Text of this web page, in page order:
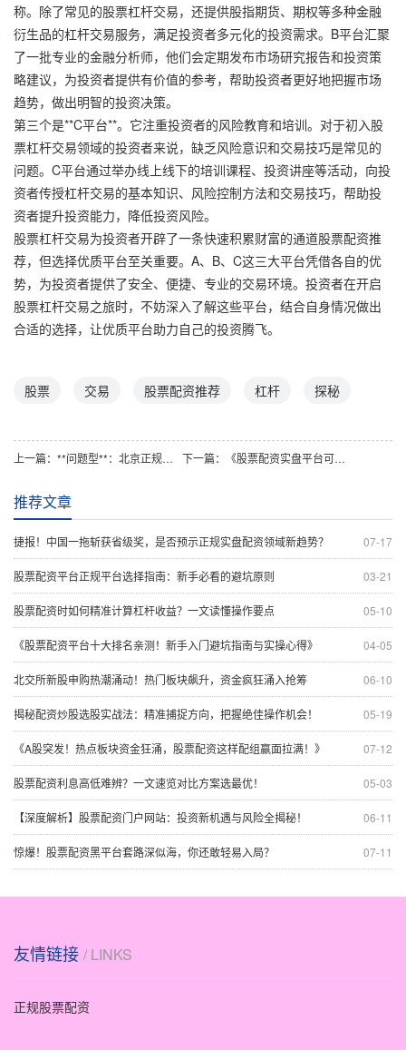
称。除了常见的股票杠杆交易，还提供股指期货、期权等多种金融
衍生品的杠杆交易服务，满足投资者多元化的投资需求。B平台汇聚
了一批专业的金融分析师，他们会定期发布市场研究报告和投资策
略建议，为投资者提供有价值的参考，帮助投资者更好地把握市场
趋势，做出明智的投资决策。
第三个是**C平台**。它注重投资者的风险教育和培训。对于初入股
票杠杆交易领域的投资者来说，缺乏风险意识和交易技巧是常见的
问题。C平台通过举办线上线下的培训课程、投资讲座等活动，向投
资者传授杠杆交易的基本知识、风险控制方法和交易技巧，帮助投
资者提升投资能力，降低投资风险。
股票杠杆交易为投资者开辟了一条快速积累财富的通道股票配资推
荐，但选择优质平台至关重要。A、B、C这三大平台凭借各自的优
势，为投资者提供了安全、便捷、专业的交易环境。投资者在开启
股票杠杆交易之旅时，不妨深入了解这些平台，结合自身情况做出
合适的选择，让优质平台助力自己的投资腾飞。
股票 交易 股票配资推荐 杠杆 探秘
上一篇： **问题型**：北京正规股票杠杆平台推荐有哪些？如何选择靠谱的？ 下一篇： 《股票配资实盘平台可靠吗？基于用户数据的可靠性分析》
推荐文章
07-17
捷报！中国一拖斩获省级奖，是否预示正规实盘配资领域新趋势？
03-21
股票配资平台正规平台选择指南：新手必看的避坑原则
05-10
股票配资时如何精准计算杠杆收益？一文读懂操作要点
04-05
《股票配资平台十大排名亲测！新手入门避坑指南与实操心得》
06-10
北交所新股申购热潮涌动！热门板块飙升，资金疯狂涌入抢筹
05-19
揭秘配资炒股选股实战法：精准捕捉方向，把握绝佳操作机会！
07-12
《A股突发！热点板块资金狂涌，股票配资这样配组赢面拉满！》
05-03
股票配资利息高低难辨？一文速览对比方案选最优！
06-11
【深度解析】股票配资门户网站：投资新机遇与风险全揭秘！
07-11
惊爆！股票配资黑平台套路深似海，你还敢轻易入局？
友情链接 / LINKS
正规股票配资